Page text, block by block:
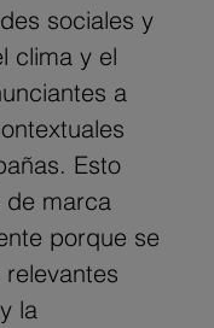
sociales y
clima y el
a
Esto
de marca
porque se
la